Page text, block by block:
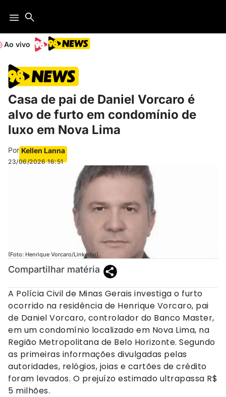
Ao vivo
Casa de pai de Daniel Vorcaro é
alvo de furto em condomínio de
luxo em Nova Lima
Por Kellen Lanna
23/06/2026 16:51
(Foto: Henrique Vorcaro/Linkedin).
Compartilhar matéria
A Polícia Civil de Minas Gerais investiga o furto
ocorrido na residência de Henrique Vorcaro, pai
de Daniel Vorcaro, controlador do Banco Master,
em um condomínio localizado em Nova Lima, na
Região Metropolitana de Belo Horizonte. Segundo
as primeiras informações divulgadas pelas
autoridades, relógios, joias e cartões de crédito
foram levados. O prejuízo estimado ultrapassa R$
5 milhões.